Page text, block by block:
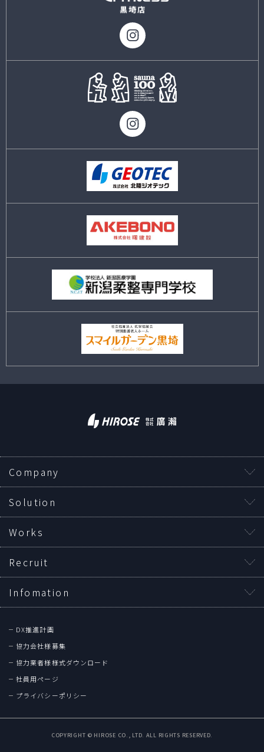
Company
Solution
Works
Recruit
Infomation
DX推進計画
協力会社様募集
協力業者様様式ダウンロード
社員用ページ
プライバシーポリシー
COPYRIGHT © HIROSE CO., LTD. ALL RIGHTS RESERVED.